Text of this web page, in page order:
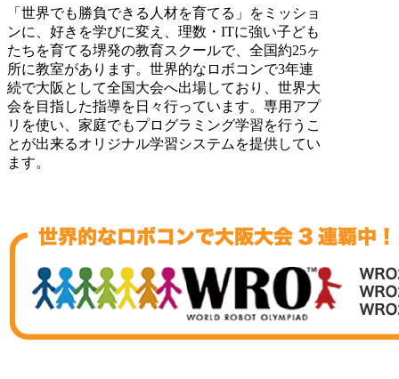
「世界でも勝負できる人材を育てる」をミッショ
ンに、好きを学びに変え、理数・ITに強い子ども
たちを育てる堺発の教育スクールで、全国約25ヶ
所に教室があります。世界的なロボコンで3年連
続で大阪として全国大会へ出場しており、世界大
会を目指した指導を日々行っています。専用アプ
リを使い、家庭でもプログラミング学習を行うこ
とが出来るオリジナル学習システムを提供してい
ます。